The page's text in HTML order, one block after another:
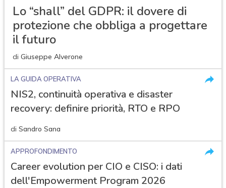
Lo “shall” del GDPR: il dovere di
protezione che obbliga a progettare
il futuro
di Giuseppe Alverone
LA GUIDA OPERATIVA
NIS2, continuità operativa e disaster
recovery: definire priorità, RTO e RPO
di Sandro Sana
APPROFONDIMENTO
Career evolution per CIO e CISO: i dati
dell'Empowerment Program 2026